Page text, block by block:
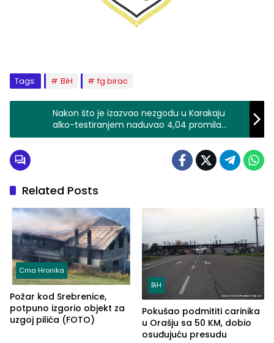
Tags: BiH fg birac
Nakon što je izazvao nezgodu u Karakaju
alko-testiranjem naduvao 4,04 promila
(FOTO)
Related Posts
Crna Hronika
Požar kod Srebrenice,
potpuno izgorio objekt za
uzgoj pilića (FOTO)
BiH
Pokušao podmititi carinika
u Orašju sa 50 KM, dobio
osuđujuću presudu